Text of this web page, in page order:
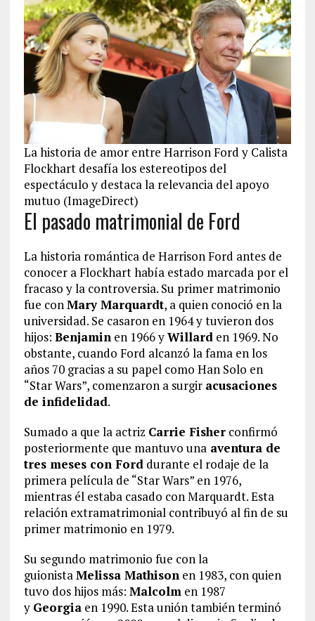
La historia de amor entre Harrison Ford y Calista
Flockhart desafía los estereotipos del
espectáculo y destaca la relevancia del apoyo
mutuo (ImageDirect)
El pasado matrimonial de Ford
La historia romántica de Harrison Ford antes de
conocer a Flockhart había estado marcada por el
fracaso y la controversia. Su primer matrimonio
fue conMary Marquardt, a quien conoció en la
universidad. Se casaron en 1964 y tuvieron dos
hijos: Benjaminen 1966 yWillarden 1969. No
obstante, cuando Ford alcanzó la fama en los
años 70 gracias a su papel como Han Solo en
“Star Wars”, comenzaron a surgir acusaciones
de infidelidad.
Sumado a que la actriz Carrie Fisherconfirmó
posteriormente que mantuvo unaaventura de
tres meses con Forddurante el rodaje de la
primera película de “Star Wars” en 1976,
mientras él estaba casado con Marquardt. Esta
relación extramatrimonial contribuyó al fin de su
primer matrimonio en 1979.
Su segundo matrimonio fue con la
guionistaMelissa Mathisonen 1983, con quien
tuvo dos hijos más: Malcolmen 1987
y Georgiaen 1990. Esta unión también terminó